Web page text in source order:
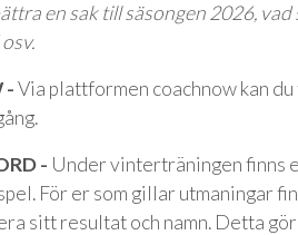
en sak till säsongen 2026,
-Via plattformen coachnow kan
- Under vinterträningen finns
För er som gillar utmaningar
sitt resultat och namn. Detta